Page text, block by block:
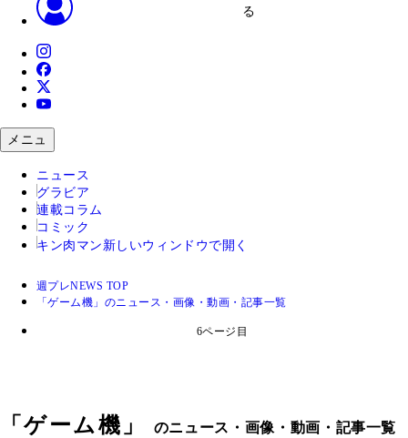
る
メニュ
ニュース
グラビア
連載コラム
コミック
キン肉マン 新しいウィンドウで開く
週プレNEWS TOP
「ゲーム機」のニュース・画像・動画・記事一覧
6ページ目
「ゲーム機 」
のニュース・画像・動画・記事一覧